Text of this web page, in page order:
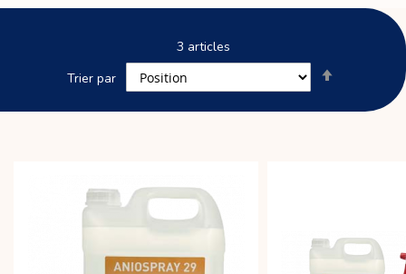
3 articles
Trier par
décroissant